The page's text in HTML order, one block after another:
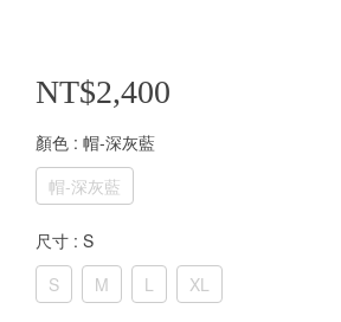
NT$2,400
顏色 : 帽-深灰藍
帽-深灰藍
尺寸 : S
S
M L XL